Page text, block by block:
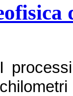
I